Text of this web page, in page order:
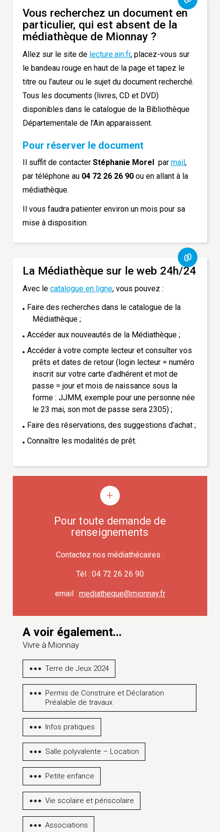
Vous recherchez un document en
particulier, qui est absent de la
médiathèque de Mionnay ?
Allez sur le site de lecture.ain.fr, placez-vous sur
le bandeau rouge en haut de la page et tapez le
titre ou l’auteur ou le sujet du document recherché.
Tous les documents (livres, CD et DVD)
disponibles dans le catalogue de la Bibliothèque
Départementale de l’Ain apparaissent.
Pour réserver le document
Il suffit de contacter Stéphanie Morelpar mail,
par téléphone au 04 72 26 26 90ou en allant à la
médiathèque.
Il vous faudra patienter environ un mois pour sa
mise à disposition.
La Médiathèque sur le web 24h/24
Avec le catalogue en ligne, vous pouvez :
Faire des recherches dans le catalogue de la
Médiathèque ;
Accéder aux nouveautés de la Médiathèque ;
Accéder à votre compte lecteur et consulter vos
prêts et dates de retour (login lecteur = numéro
inscrit sur votre carte d’adhérent et mot de
passe = jour et mois de naissance sous la
forme : JJMM, exemple pour une personne née
le 23 mai, son mot de passe sera 2305) ;
Faire des réservations, des suggestions d’achat ;
Connaître les modalités de prêt.
Pour toute demande de
renseignements
Contactez nos médiathécaires :
Tél : 04 72 26 26 90
email : mediatheque@mionnay.fr
A voir également...
Vivre à Mionnay
Terre de Jeux 2024
Permis de Construire et Déclaration
Préalable de travaux
Infos pratiques
Salle polyvalente – Location
Petite enfance
Vie scolaire et périscolaire
Associations